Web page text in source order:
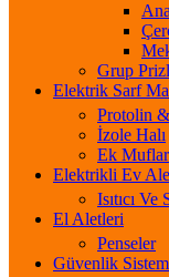
Grup
Elektrik Sarf
Protolin
İzole Halı
Ek Muflar
Elektrikli Ev
Isıtıcı
El Aletleri
Penseler
Güvenlik